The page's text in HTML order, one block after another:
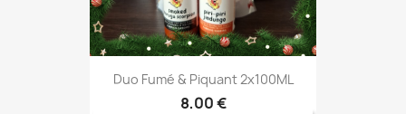
Duo Fumé & Piquant 2x100ML
8,00 €